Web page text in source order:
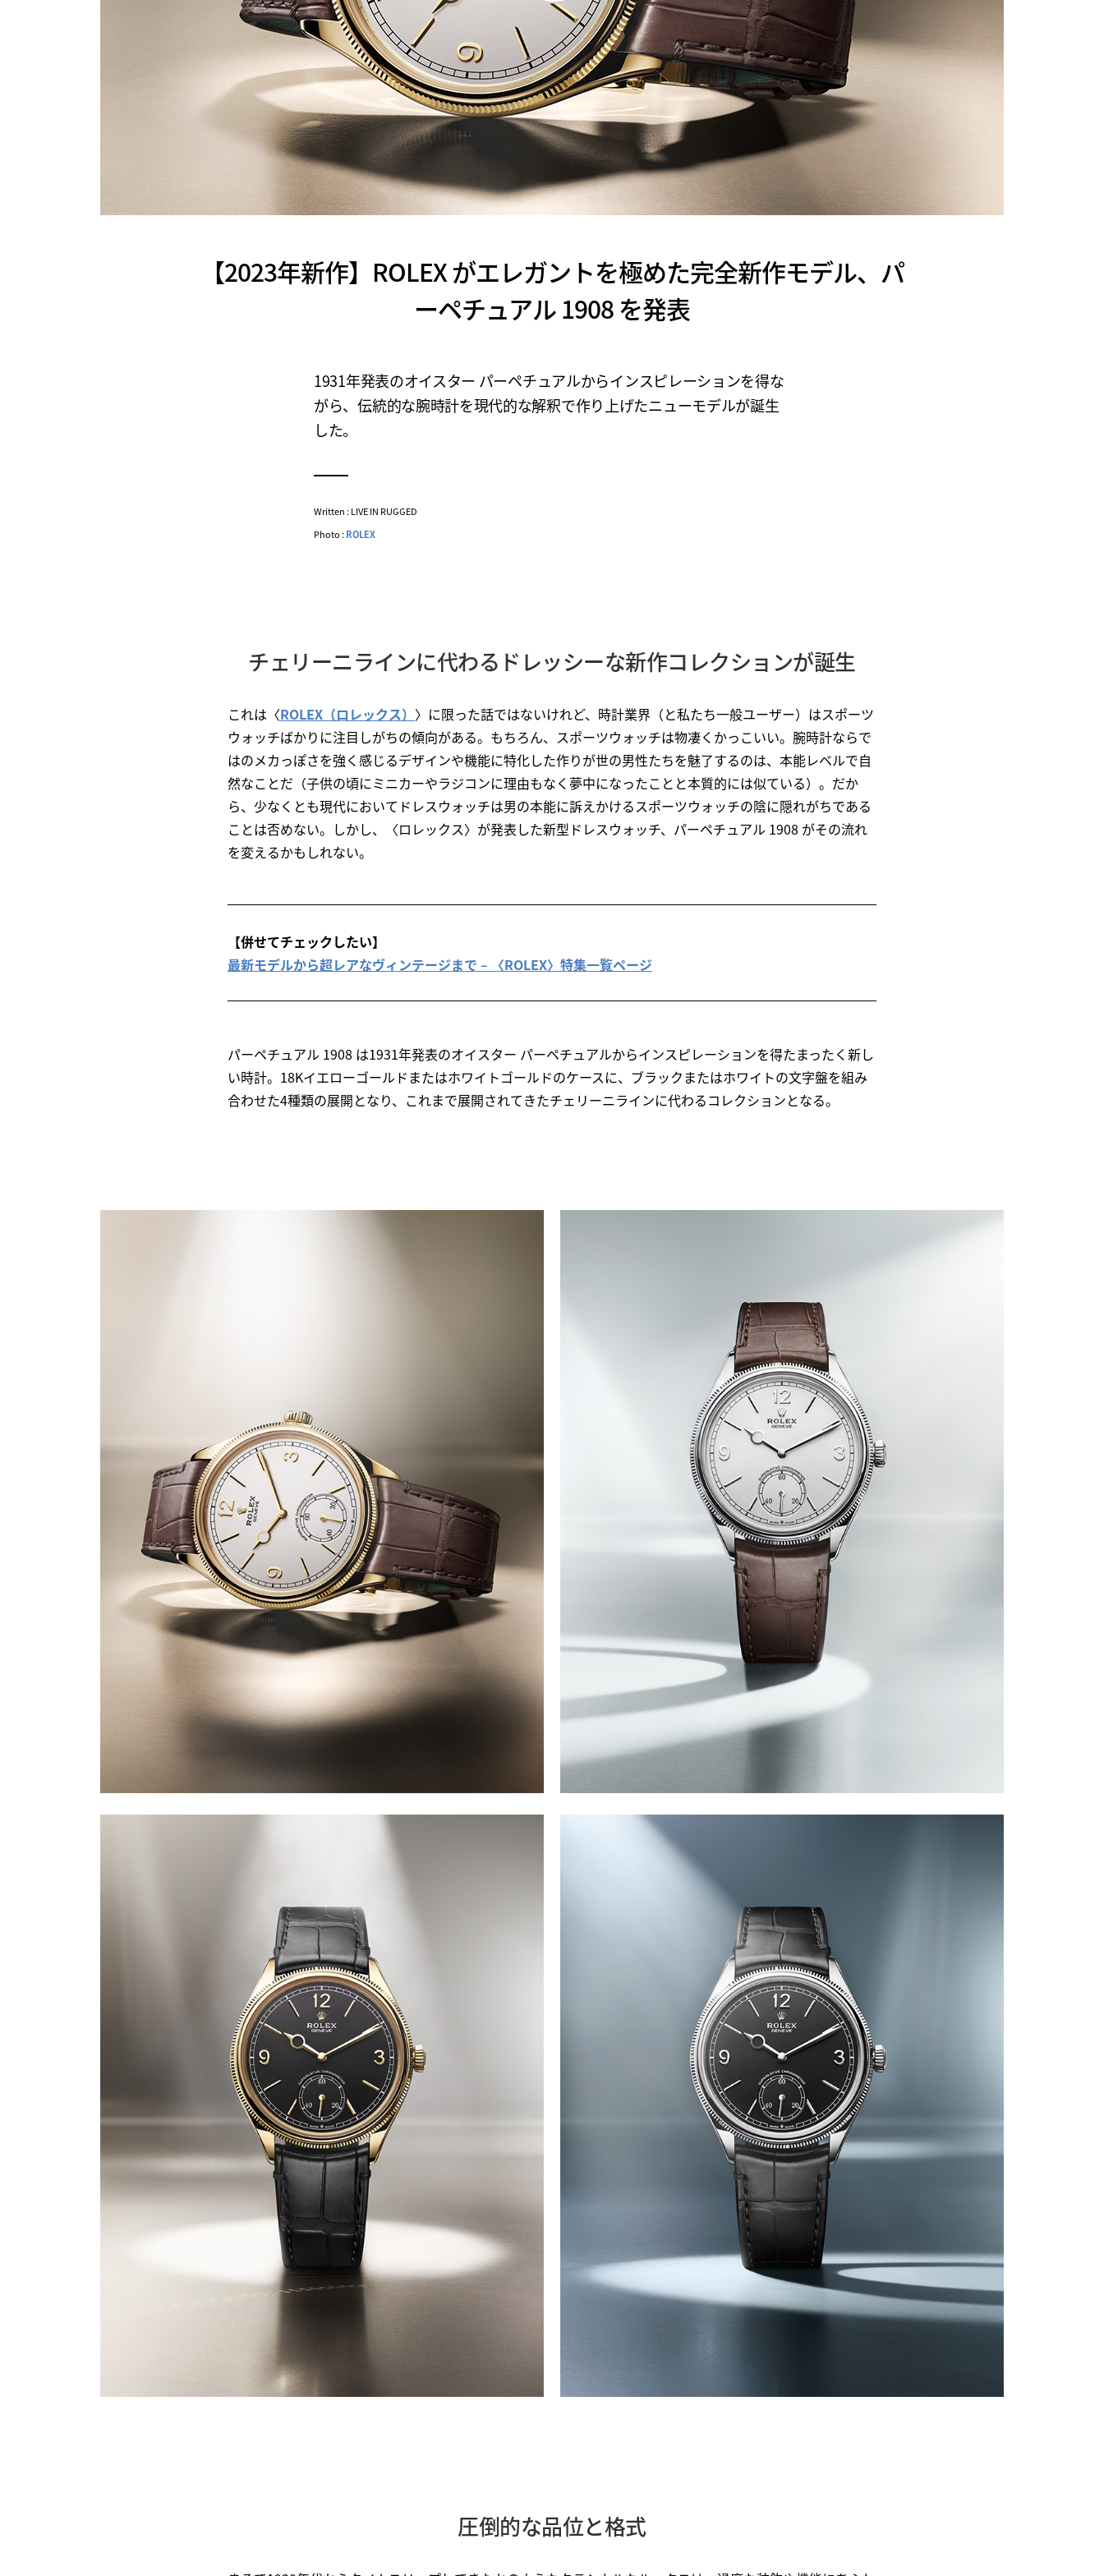
【2023年新作】ROLEX がエレガントを極めた完全新作モデル、パ
ーペチュアル 1908 を発表
1931年発表のオイスター パーペチュアルからインスピレーションを得な
がら、伝統的な腕時計を現代的な解釈で作り上げたニューモデルが誕生
した。
Written : LIVE IN RUGGED
Photo :ROLEX
チェリーニラインに代わるドレッシーな新作コレクションが誕生
これは〈ROLEX（ロレックス） 〉に限った話ではないけれど、時計業界（と私たち一般ユーザー）はスポーツ
ウォッチばかりに注目しがちの傾向がある。もちろん、スポーツウォッチは物凄くかっこいい。腕時計ならで
はのメカっぽさを強く感じるデザインや機能に特化した作りが世の男性たちを魅了するのは、本能レベルで自
然なことだ（子供の頃にミニカーやラジコンに理由もなく夢中になったことと本質的には似ている）。だか
ら、少なくとも現代においてドレスウォッチは男の本能に訴えかけるスポーツウォッチの陰に隠れがちである
ことは否めない。しかし、〈ロレックス〉が発表した新型ドレスウォッチ、パーペチュアル 1908 がその流れ
を変えるかもしれない。
【併せてチェックしたい】
最新モデルから超レアなヴィンテージまで – 〈ROLEX〉特集一覧ページ
パーペチュアル 1908 は1931年発表のオイスター パーペチュアルからインスピレーションを得たまったく新し
い時計。18Kイエローゴールドまたはホワイトゴールドのケースに、ブラックまたはホワイトの文字盤を組み
合わせた4種類の展開となり、これまで展開されてきたチェリーニラインに代わるコレクションとなる。
圧倒的な品位と格式